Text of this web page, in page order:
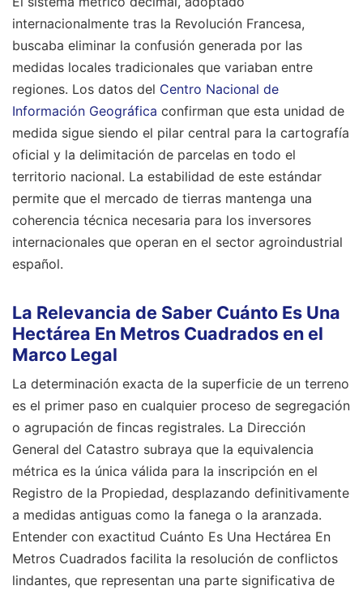
internacionalmente tras la Revolución Francesa,
buscaba eliminar la confusión generada por las
medidas locales tradicionales que variaban entre
regiones. Los datos del Centro Nacional de
Información Geográfica confirman que esta unidad de
medida sigue siendo el pilar central para la cartografía
oficial y la delimitación de parcelas en todo el
territorio nacional. La estabilidad de este estándar
permite que el mercado de tierras mantenga una
coherencia técnica necesaria para los inversores
internacionales que operan en el sector agroindustrial
español.
La Relevancia de Saber Cuánto Es Una
Hectárea En Metros Cuadrados en el
Marco Legal
La determinación exacta de la superficie de un terreno
es el primer paso en cualquier proceso de segregación
o agrupación de fincas registrales. La Dirección
General del Catastro subraya que la equivalencia
métrica es la única válida para la inscripción en el
Registro de la Propiedad, desplazando definitivamente
a medidas antiguas como la fanega o la aranzada.
Entender con exactitud Cuánto Es Una Hectárea En
Metros Cuadrados facilita la resolución de conflictos
lindantes, que representan una parte significativa de